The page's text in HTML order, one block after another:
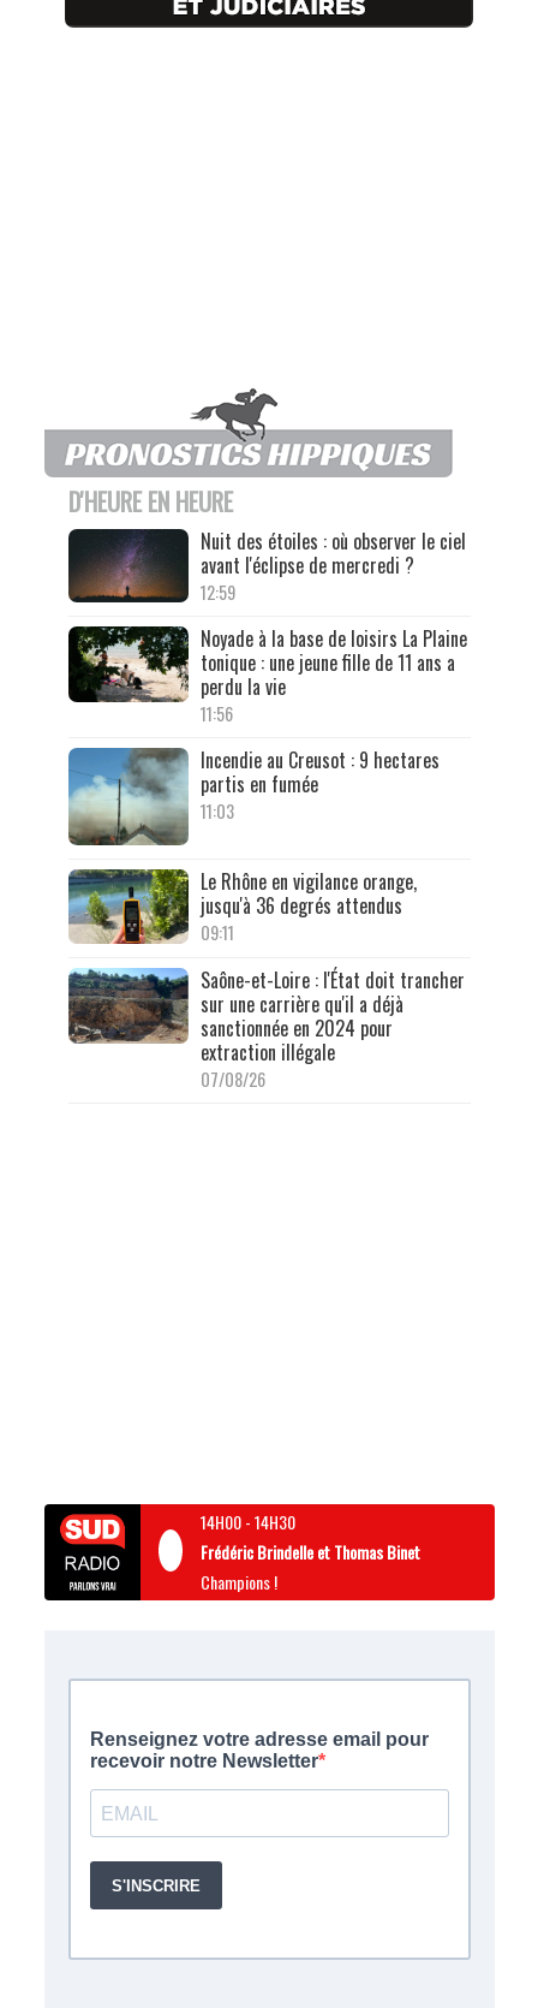
D'HEURE EN HEURE
Nuit des étoiles : où observer le ciel
avant l'éclipse de mercredi ?
12:59
Noyade à la base de loisirs La Plaine
tonique : une jeune fille de 11 ans a
perdu la vie
11:56
Incendie au Creusot : 9 hectares
partis en fumée
11:03
Le Rhône en vigilance orange,
jusqu'à 36 degrés attendus
09:11
Saône-et-Loire : l'État doit trancher
sur une carrière qu'il a déjà
sanctionnée en 2024 pour
extraction illégale
07/08/26
14H00-14H30
Frédéric Brindelle et Thomas Binet
Champions !